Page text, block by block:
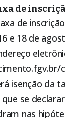
de
de
e 18 de
isenção da
se
nas